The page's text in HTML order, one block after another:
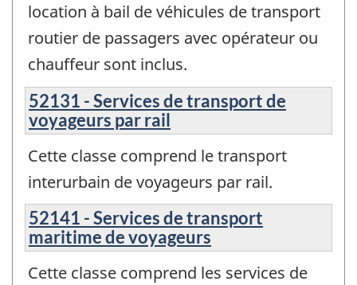
location à bail de véhicules de transport
routier de passagers avec opérateur ou
chauffeur sont inclus.
52131 - Services de transport de
voyageurs par rail
Cette classe comprend le transport
interurbain de voyageurs par rail.
52141 - Services de transport
maritime de voyageurs
Cette classe comprend les services de